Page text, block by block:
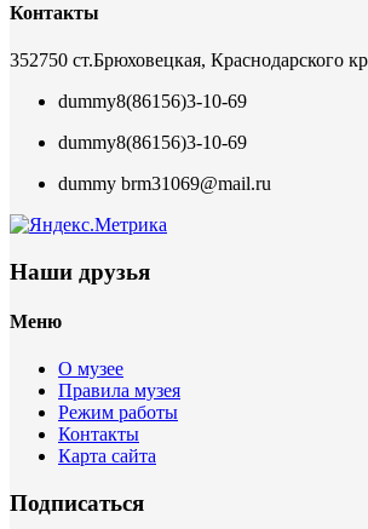
Контакты
352750 ст.Брюховецкая, Краснодарского
dummy8(86156)3-10-69
dummy8(86156)3-10-69
dummy brm31069@mail.ru
Наши друзья
Меню
О музее
Правила музея
Режим работы
Контакты
Карта сайта
Подписаться